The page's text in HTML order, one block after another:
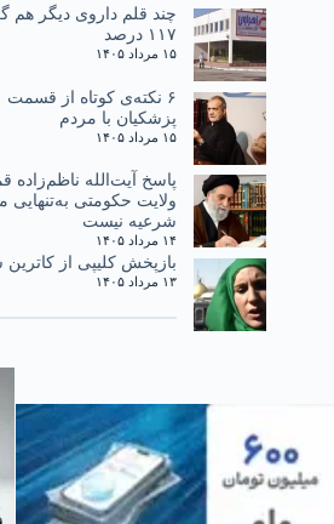
۱۱۷ درصد
۱۵ مرداد ۱۴۰۵
پزشکیان با مردم
۱۵ مرداد ۱۴۰۵
پاسخ آیت‌الله ناظم‌زاده
ولایت حکومتی
شرعیه نیست
۱۴ مرداد ۱۴۰۵
بازپخش کلیپی از
۱۳ مرداد ۱۴۰۵